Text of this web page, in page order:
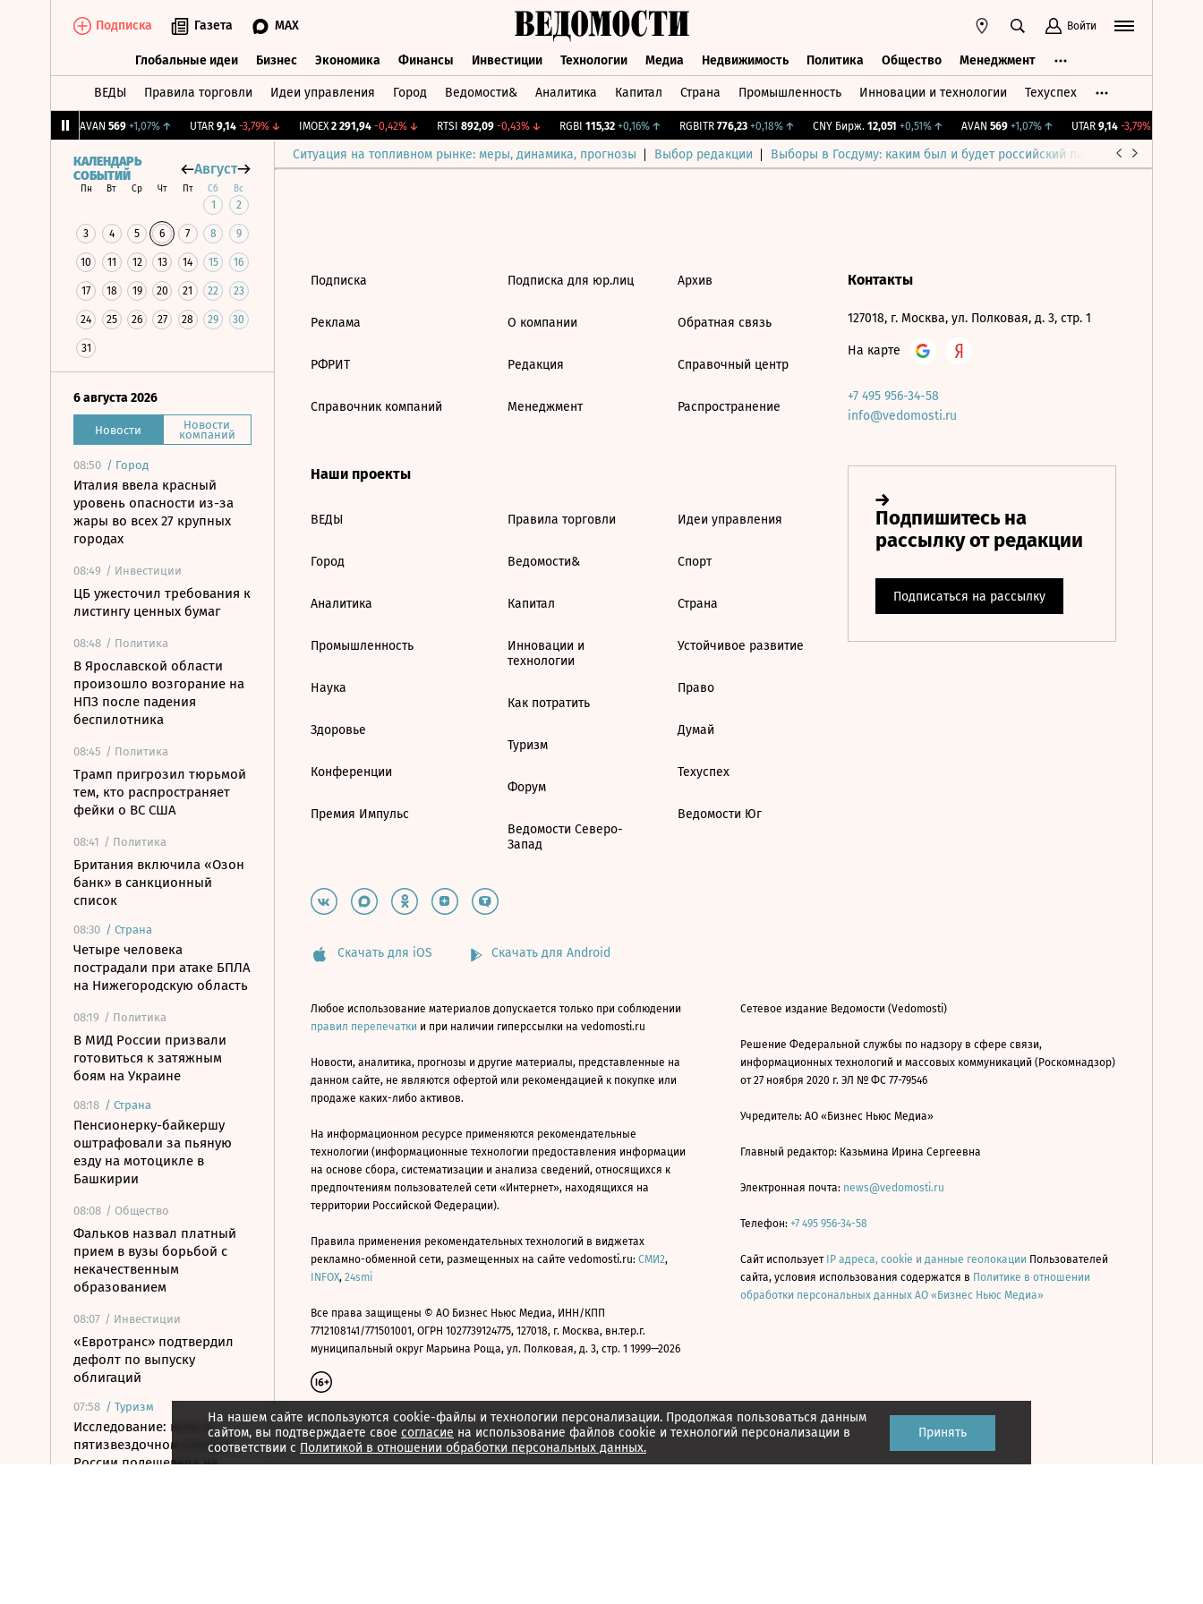
Подписка Газета MAX Войти
Глобальные идеи Бизнес Экономика Финансы Инвестиции Технологии Медиа Недвижимость Политика Общество Менеджмент
ВЕДЫ Правила торговли Идеи управления Город Ведомости& Аналитика Капитал Страна Промышленность Инновации и технологии Техуспех
AVAN 569 +1,07%↑ UTAR 9,14 -3,79%↓ IMOEX 2 291,94 -0,42%↓ RTSI 892,09 -0,43%↓ RGBI 115,32 +0,16%↑ RGBITR 776,23 +0,18%↑ CNY Бирж. 12,051 +0,51%↑ AVAN 569 +1,07%↑ UTAR 9,14 -3,79%↓
Ситуация на топливном рынке: меры, динамика, прогнозы Выбор редакции Выборы в Госдуму: каким был и будет российский парламент
КАЛЕНДАРЬ
СОБЫТИЙ
Август
Пн Вт Ср Чт Пт Сб Вс
1 2
3 4 5 6 7 8 9
10 11 12 13 14 15 16
17 18 19 20 21 22 23
24 25 26 27 28 29 30
31
6 августа 2026
Новости Новости
компаний
08:50 / Город
Италия ввела красный
уровень опасности из-за
жары во всех 27 крупных
городах
08:49 / Инвестиции
ЦБ ужесточил требования к
листингу ценных бумаг
08:48 / Политика
В Ярославской области
произошло возгорание на
НПЗ после падения
беспилотника
08:45 / Политика
Трамп пригрозил тюрьмой
тем, кто распространяет
фейки о ВС США
08:41 / Политика
Британия включила «Озон
банк» в санкционный
список
08:30 / Страна
Четыре человека
пострадали при атаке БПЛА
на Нижегородскую область
08:19 / Политика
В МИД России призвали
готовиться к затяжным
боям на Украине
08:18 / Страна
Пенсионерку-байкершу
оштрафовали за пьяную
езду на мотоцикле в
Башкирии
08:08 / Общество
Фальков назвал платный
прием в вузы борьбой с
некачественным
образованием
08:07 / Инвестиции
«Евротранс» подтвердил
дефолт по выпуску
облигаций
07:58 / Туризм
Исследование: ночь в
пятизвездочном отеле в
России подешевела на
На нашем сайте используются cookie-файлы и технологии персонализации. Продолжая пользоваться данным
сайтом, вы подтверждаете свое согласие на использование файлов cookie и технологий персонализации в
соответствии с Политикой в отношении обработки персональных данных.
Принять
Подписка
Реклама
РФРИТ
Справочник компаний
Подписка для юр.лиц
О компании
Редакция
Менеджмент
Архив
Обратная связь
Справочный центр
Распространение
Наши проекты
ВЕДЫ
Город
Аналитика
Промышленность
Наука
Здоровье
Конференции
Премия Импульс
Правила торговли
Ведомости&
Капитал
Инновации и
технологии
Как потратить
Туризм
Форум
Ведомости Северо-
Запад
Идеи управления
Спорт
Страна
Устойчивое развитие
Право
Думай
Техуспех
Ведомости Юг
Контакты
127018, г. Москва, ул. Полковая, д. 3, стр. 1
На карте
+7 495 956-34-58
info@vedomosti.ru
Скачать для iOS Скачать для Android
Любое использование материалов допускается только при соблюдении
правил перепечатки и при наличии гиперссылки на vedomosti.ru
Новости, аналитика, прогнозы и другие материалы, представленные на
данном сайте, не являются офертой или рекомендацией к покупке или
продаже каких-либо активов.
На информационном ресурсе применяются рекомендательные
технологии (информационные технологии предоставления информации
на основе сбора, систематизации и анализа сведений, относящихся к
предпочтениям пользователей сети «Интернет», находящихся на
территории Российской Федерации).
Правила применения рекомендательных технологий в виджетах
рекламно-обменной сети, размещенных на сайте vedomosti.ru: СМИ2,
INFOX, 24smi
Все права защищены © АО Бизнес Ньюс Медиа, ИНН/КПП
7712108141/771501001, ОГРН 1027739124775, 127018, г. Москва, вн.тер.г.
муниципальный округ Марьина Роща, ул. Полковая, д. 3, стр. 1 1999—2026
Сетевое издание Ведомости (Vedomosti)
Решение Федеральной службы по надзору в сфере связи,
информационных технологий и массовых коммуникаций (Роскомнадзор)
от 27 ноября 2020 г. ЭЛ № ФС 77-79546
Учредитель: АО «Бизнес Ньюс Медиа»
Главный редактор: Казьмина Ирина Сергеевна
Электронная почта: news@vedomosti.ru
Телефон: +7 495 956-34-58
Сайт использует IP адреса, cookie и данные геолокации Пользователей
сайта, условия использования содержатся в Политике в отношении
обработки персональных данных АО «Бизнес Ньюс Медиа»